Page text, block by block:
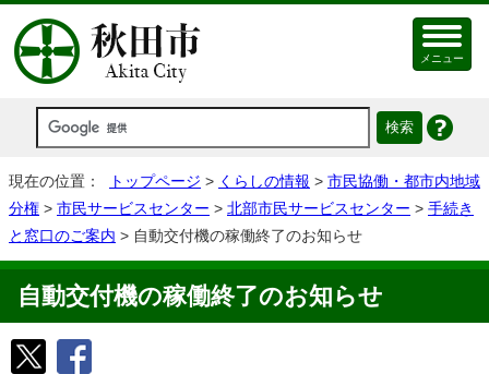
メニュー
現在の位置： トップページ > くらしの情報 > 市民協働・都市内地域
分権 > 市民サービスセンター > 北部市民サービスセンター > 手続き
と窓口のご案内 > 自動交付機の稼働終了のお知らせ
自動交付機の稼働終了のお知らせ